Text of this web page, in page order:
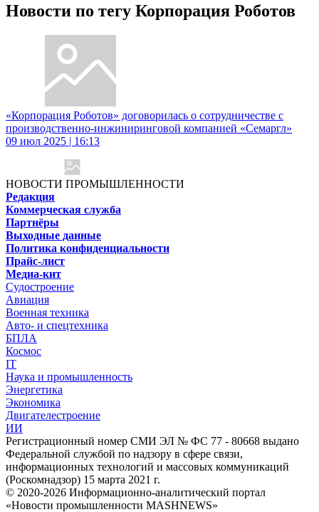
Новости по тегу Корпорация Роботов
«Корпорация Роботов» договорилась о сотрудничестве с
производственно-инжиниринговой компанией «Семаргл»
09 июл 2025 | 16:13
НОВОСТИ ПРОМЫШЛЕННОСТИ
Редакция
Коммерческая служба
Партнёры
Выходные данные
Политика конфиденциальности
Прайс-лист
Медиа-кит
Судостроение
Авиация
Военная техника
Авто- и спецтехника
БПЛА
Космос
IT
Наука и промышленность
Энергетика
Экономика
Двигателестроение
ИИ
Регистрационный номер СМИ ЭЛ № ФС 77 - 80668 выдано
Федеральной службой по надзору в сфере связи,
информационных технологий и массовых коммуникаций
(Роскомнадзор) 15 марта 2021 г.
© 2020-2026 Информационно-аналитический портал
«Новости промышленности MASHNEWS»